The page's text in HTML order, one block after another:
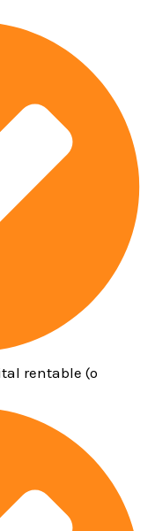
rentable (o